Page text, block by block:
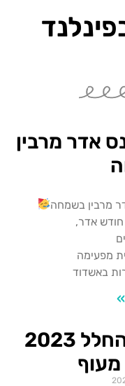
אדר מרבין
מרבין בשמחה
אדר,
מפעימה
באשדוד
שבוע החלל 2023